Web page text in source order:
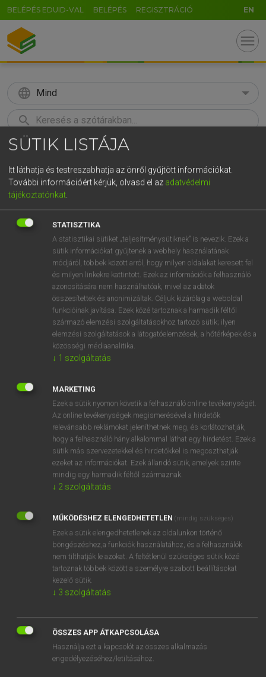
BELÉPÉS EDUID-VAL BELÉPÉS REGISZTRÁCIÓ EN
menu
language Mind
search
KERESÉS
Európai uniós terminológiai szótár
VAN ELŐFIZETÉSED?
Van előfizetésem a teljes szócikk megtekintéséhez.
BELÉPÉS
NINCS ELŐFIZETÉSED?
Nincs regisztrációm és előfizetésem. A szótár 2 órás,
díjmentes próbaverziójának elindításához regisztrálok és
belépek.
REGISZTRÁCIÓ
EURÓPAI UNIÓS TERMINOLÓGIAI SZÓTÁR
Kapcsolódó anyagok
die Abschlusszeugnisse ausstellen
die anderen Verfahrensbeteiligten
SÜTIK LISTÁJA
Itt láthatja és testreszabhatja az önről gyűjtött információkat.
További információért kérjük, olvasd el az adatvédelmi
tájékoztatónkat.
STATISZTIKA
A statisztikai sütiket „teljesítménysütiknek” is nevezik. Ezek a
sütik információkat gyűjtenek a webhely használatának
módjáról, többek között arról, hogy milyen oldalakat keresett fel
és milyen linkekre kattintott. Ezek az információk a felhasználó
azonosítására nem használhatóak, mivel az adatok
összesítettek és anonimizáltak. Céljuk kizárólag a weboldal
funkcióinak javítása. Ezek közé tartoznak a harmadik féltől
származó elemzési szolgáltatásokhoz tartozó sütik; ilyen
elemzési szolgáltatások a látogatóelemzések, a hőtérképek és a
közösségi médiaanalitika.
↓ 1 szolgáltatás
MARKETING
Ezek a sütik nyomon követik a felhasználó online tevékenységét.
Az online tevékenységek megismerésével a hirdetők
relevánsabb reklámokat jeleníthetnek meg, és korlátozhatják,
hogy a felhasználó hány alkalommal láthat egy hirdetést. Ezek a
sütik más szervezetekkel és hirdetőkkel is megoszthatják
ezeket az információkat. Ezek állandó sütik, amelyek szinte
mindig egy harmadik féltől származnak.
↓ 2 szolgáltatás
MŰKÖDÉSHEZ ELENGEDHETETLEN (mindig szükséges)
Ezek a sütik elengedhetetlenek az oldalunkon történő
böngészéshez,a funkciók használatához, és a felhasználók
nem tilthatják le azokat. A feltétlenül szükséges sütik közé
tartoznak többek között a személyre szabott beállításokat
kezelő sütik.
↓ 3 szolgáltatás
ÖSSZES APP ÁTKAPCSOLÁSA
Használja ezt a kapcsolót az összes alkalmazás
engedélyezéséhez/letiltásához.
GR
t z u i o p
g h j k l é á ű Ω
n m , . AltGr